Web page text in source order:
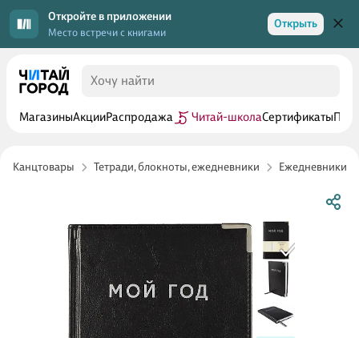
Откройте в приложении
Место встречи с книгами
Открыть
МагазиныАкцииРаспродажа Читай-школаСертификаты
Канцтовары Тетради, блокноты, ежедневники Ежедневники